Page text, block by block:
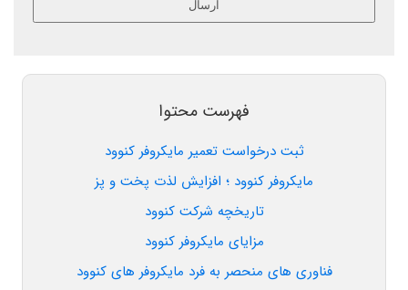
ارسال
فهرست محتوا
ثبت درخواست تعمیر مایکروفر کنوود
مایکروفر کنوود ؛ افزایش لذت پخت و پز
تاریخچه شرکت کنوود
مزایای مایکروفر کنوود
فناوری های منحصر به فرد مایکروفر های کنوود